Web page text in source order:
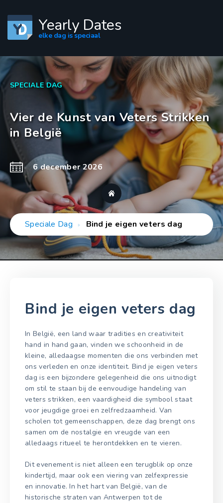
Yearly Dates
elke dag is speciaal
SPECIALE DAG
Vier de Kunst van Veters Strikken
in België
6 december 2026
Speciale Dag Bind je eigen veters dag
Bind je eigen veters dag
In België, een land waar tradities en creativiteit
hand in hand gaan, vinden we schoonheid in de
kleine, alledaagse momenten die ons verbinden met
ons verleden en onze identiteit. Bind je eigen veters
dag is een bijzondere gelegenheid die ons uitnodigt
om stil te staan bij de eenvoudige handeling van
veters strikken, een vaardigheid die symbool staat
voor jeugdige groei en zelfredzaamheid. Van
scholen tot gemeenschappen, deze dag brengt ons
samen om de nostalgie en vreugde van een
alledaags ritueel te herontdekken en te vieren.
Dit evenement is niet alleen een terugblik op onze
kindertijd, maar ook een viering van zelfexpressie
en innovatie. In het hart van België, van de
historische straten van Antwerpen tot de